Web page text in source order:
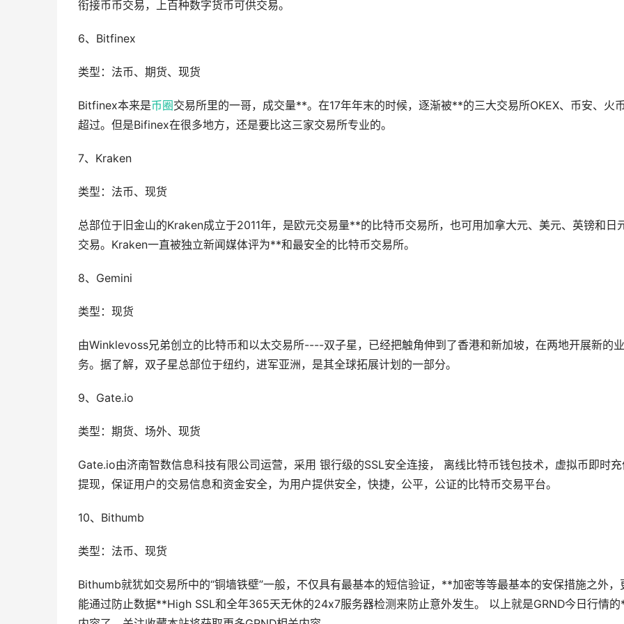
衔接币币交易，上百种数字货币可供交易。
6、Bitfinex
类型：法币、期货、现货
Bitfinex本来是币圈交易所里的一哥，成交量**。在17年年末的时候，逐渐被**的三大交易所OKEX、币安、火
超过。但是Bifinex在很多地方，还是要比这三家交易所专业的。
7、Kraken
类型：法币、现货
总部位于旧金山的Kraken成立于2011年，是欧元交易量**的比特币交易所，也可用加拿大元、美元、英镑和日
交易。Kraken一直被独立新闻媒体评为**和最安全的比特币交易所。
8、Gemini
类型：现货
由Winklevoss兄弟创立的比特币和以太交易所----双子星，已经把触角伸到了香港和新加坡，在两地开展新的业
务。据了解，双子星总部位于纽约，进军亚洲，是其全球拓展计划的一部分。
9、Gate.io
类型：期货、场外、现货
Gate.io由济南智数信息科技有限公司运营，采用 银行级的SSL安全连接， 离线比特币钱包技术，虚拟币即时
提现，保证用户的交易信息和资金安全，为用户提供安全，快捷，公平，公证的比特币交易平台。
10、Bithumb
类型：法币、现货
Bithumb就犹如交易所中的“铜墙铁壁”一般，不仅具有最基本的短信验证，**加密等等最基本的安保措施之外，
能通过防止数据**High SSL和全年365天无休的24x7服务器检测来防止意外发生。 以上就是GRND今日行情